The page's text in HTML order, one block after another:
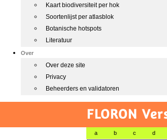
Kaart biodiversiteit per hok
Soortenlijst per atlasblok
Botanische hotspots
Literatuur
Over
Over deze site
Privacy
Beheerders en validatoren
FLORON
a b c d